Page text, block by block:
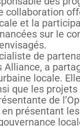
collaboration
et la
sur le
de
a
locale.
que les projets
de
présentant